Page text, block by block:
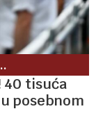
40 tisuća
posebnom